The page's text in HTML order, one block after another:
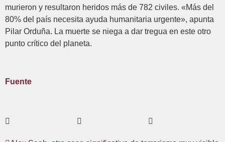
murieron y resultaron heridos más de 782 civiles. «Más del
80% del país necesita ayuda humanitaria urgente», apunta
Pilar Orduña. La muerte se niega a dar tregua en este otro
punto crítico del planeta.
Fuente